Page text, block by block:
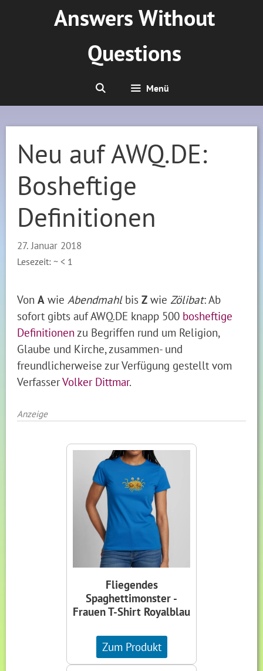
Answers Without
Questions
Menü
Neu auf AWQ.DE:
Bosheftige
Definitionen
27. Januar 2018
Lesezeit: ~< 1
VonA wieAbendmahlbisZ wieZölibat: Ab
sofort gibts auf AWQ.DE knapp 500 bosheftige
Definitionen zu Begriffen rund um Religion,
Glaube und Kirche, zusammen- und
freundlicherweise zur Verfügung gestellt vom
VerfasserVolker Dittmar.
Anzeige
Fliegendes
Spaghettimonster -
Frauen T-Shirt Royalblau
Zum Produkt